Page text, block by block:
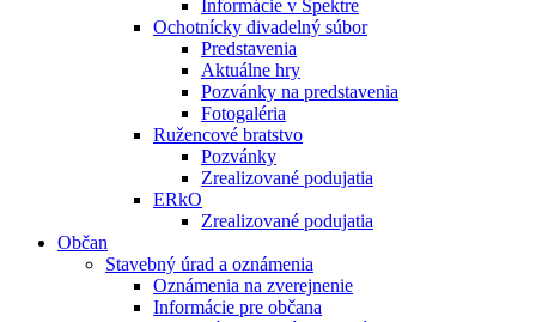
Informácie v Spektre
Ochotnícky divadelný súbor
Predstavenia
Aktuálne hry
Pozvánky na predstavenia
Fotogaléria
Ružencové bratstvo
Pozvánky
Zrealizované podujatia
ERkO
Zrealizované podujatia
Občan
Stavebný úrad a oznámenia
Oznámenia na zverejnenie
Informácie pre občana